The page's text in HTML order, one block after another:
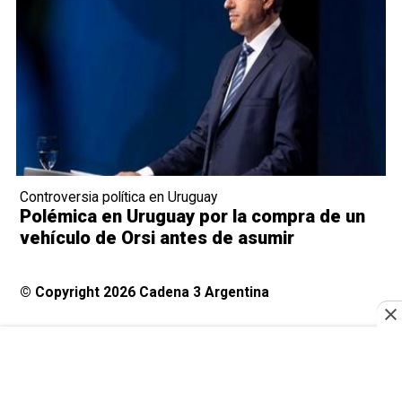
Controversia política en Uruguay
Polémica en Uruguay por la compra de un
vehículo de Orsi antes de asumir
© Copyright 2026 Cadena 3 Argentina